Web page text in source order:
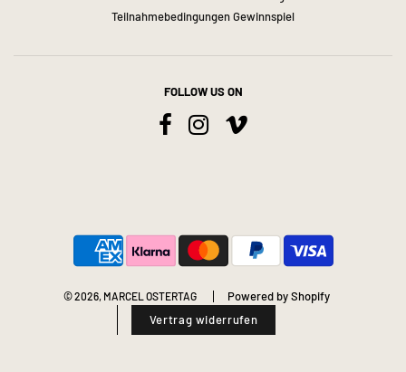
Teilnahmebedingungen Gewinnspiel
FOLLOW US ON
© 2026, MARCEL OSTERTAG
Powered by Shopify
Vertrag widerrufen